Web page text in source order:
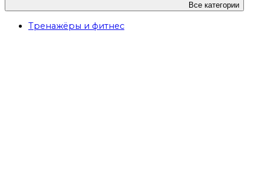
Все категории
Тренажёры и фитнес